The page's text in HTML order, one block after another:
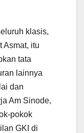
klasis,
Asmat, itu
tata
lainnya
dan
Am Sinode,
pokok
GKI di